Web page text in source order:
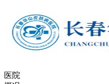
医院